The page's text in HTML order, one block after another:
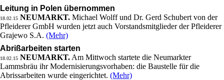
Leitung in Polen übernommen
18.02.15 NEUMARKT. Michael Wolff und Dr. Gerd Schubert von der
Pfleiderer GmbH wurden jetzt auch Vorstandsmitglieder der Pfleiderer
Grajewo S.A. (Mehr)
Abrißarbeiten starten
18.02.15 NEUMARKT. Am Mittwoch startete die Neumarkter
Lammsbräu ihr Modernisierungsvorhaben: die Baustelle für die
Abrissarbeiten wurde eingerichtet. (Mehr)